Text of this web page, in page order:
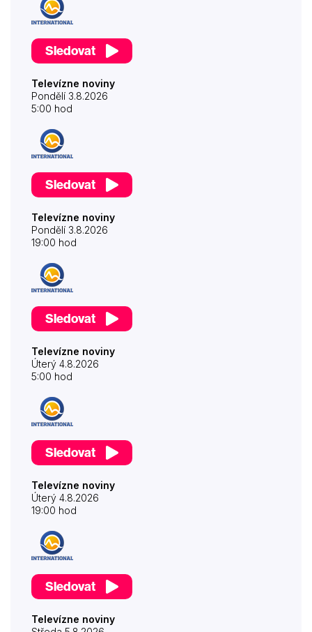
Sledovat
Televízne noviny
Pondělí 3.8.2026
5:00 hod
Sledovat
Televízne noviny
Pondělí 3.8.2026
19:00 hod
Sledovat
Televízne noviny
Úterý 4.8.2026
5:00 hod
Sledovat
Televízne noviny
Úterý 4.8.2026
19:00 hod
Sledovat
Televízne noviny